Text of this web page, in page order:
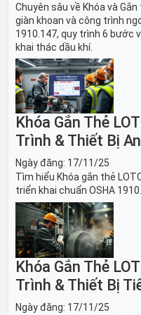
Chuyên sâu về Khóa và
giàn khoan và công trình
1910.147, quy trình 6 bước
khai thác dầu khí.
Khóa Gắn Thẻ
Trình & Thiết Bị
Ngày đăng: 17/11/25
Tìm hiểu Khóa gắn thẻ
triển khai chuẩn OSHA
băng tải sản xuất ô tô và
Khóa Gắn Thẻ
Trình & Thiết Bị
Ngày đăng: 17/11/25